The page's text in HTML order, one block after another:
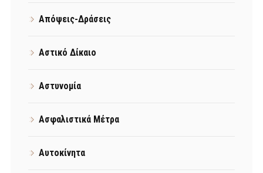
Απόψεις-Δράσεις
Αστικό Δίκαιο
Αστυνομία
Ασφαλιστικά Μέτρα
Αυτοκίνητα